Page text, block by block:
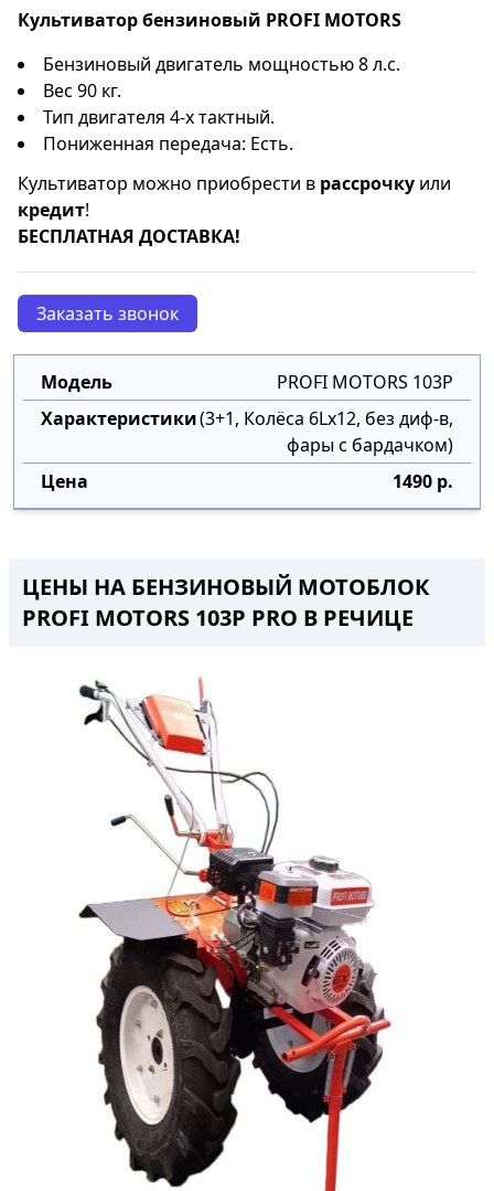
Культиватор бензиновый PROFI MOTORS
Бензиновый двигатель мощностью 8 л.с.
Вес 90 кг.
Тип двигателя 4-х тактный.
Пониженная передача: Есть.
Культиватор можно приобрести в рассрочку или
кредит!
БЕСПЛАТНАЯ ДОСТАВКА!
Заказать звонок
PROFI MOTORS 103P
(3+1, Колёса 6Lх12, без диф-в,
фары с бардачком)
1490 р.
ЦЕНЫ НА БЕНЗИНОВЫЙ МОТОБЛОК
PROFI MOTORS 103P PRO В РЕЧИЦЕ